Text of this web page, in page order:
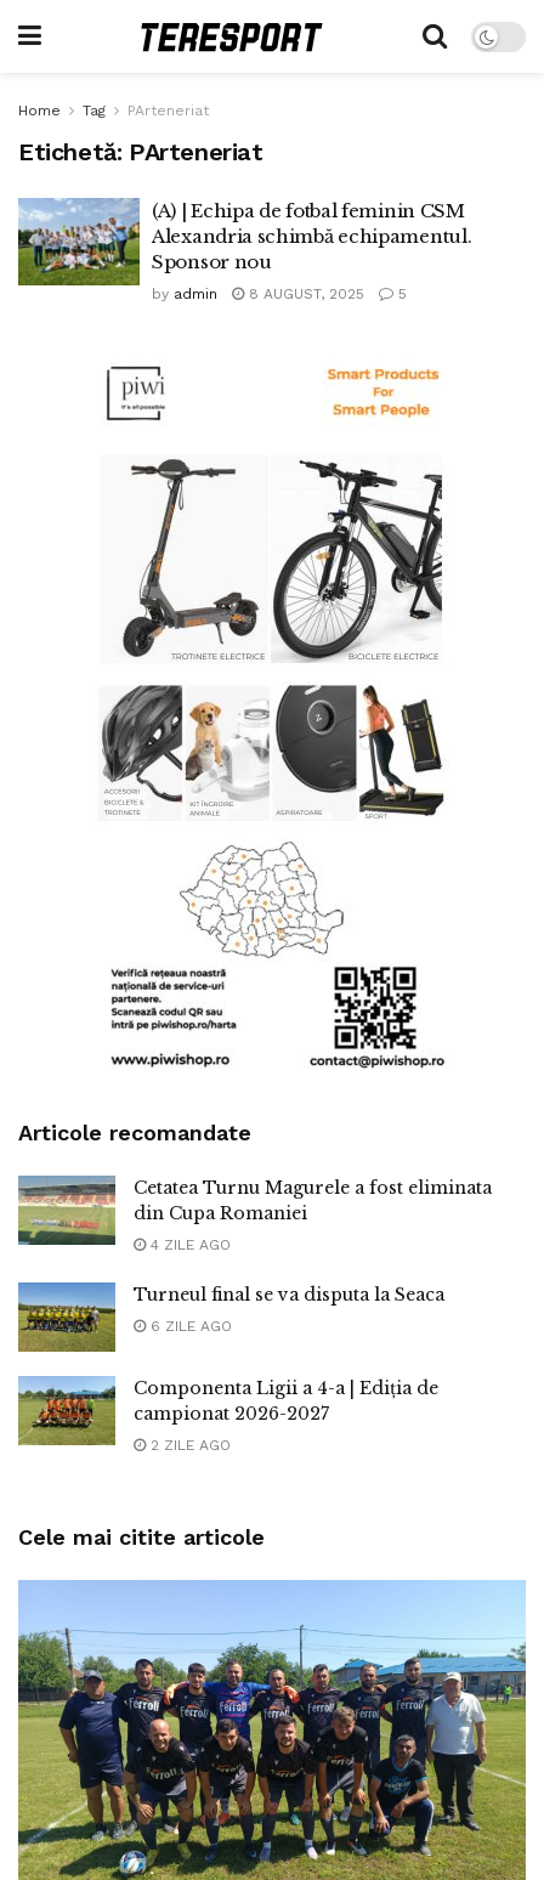
Home Tag PArteneriat
Etichetă: PArteneriat
(A) | Echipa de fotbal feminin CSM
Alexandria schimbă echipamentul.
Sponsor nou
by admin 8 AUGUST, 2025 5
Articole recomandate
Cetatea Turnu Magurele a fost eliminata
din Cupa Romaniei
4 ZILE AGO
Turneul final se va disputa la Seaca
6 ZILE AGO
Componenta Ligii a 4-a | Ediția de
campionat 2026-2027
2 ZILE AGO
Cele mai citite articole